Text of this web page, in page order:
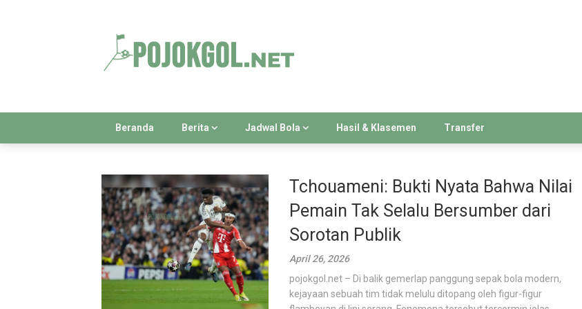
Beranda Berita Jadwal Bola Hasil & Klasemen Transfer
Tchouameni: Bukti Nyata Bahwa Nilai
Pemain Tak Selalu Bersumber dari
Sorotan Publik
April 26, 2026
pojokgol.net – Di balik gemerlap panggung sepak bola modern,
kejayaan sebuah tim tidak melulu ditopang oleh figur-figur